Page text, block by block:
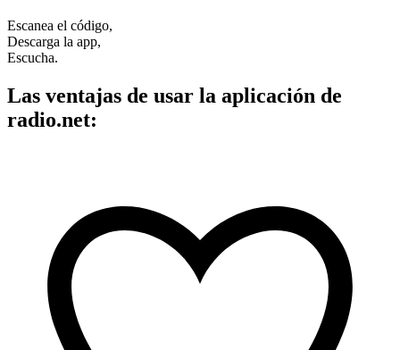
Escanea el código,
Descarga la app,
Escucha.
Las ventajas de usar la aplicación de
radio.net: